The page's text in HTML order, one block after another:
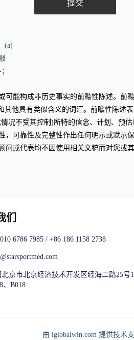
(a)
提交
能构成非历史事实的前瞻性陈述。前
其他具有类似含义的词汇。前瞻性陈
况不受其控制)所特的信念、计划、预
可靠性及完整性作出任何明示或默示
或代表均不因使用相关文稿而对您或
们
6786 7985 / +86 186 1158 2738
北京市北京经济技术开发区经海二路25号
、B018
由 iglobalwin.com 提供技术